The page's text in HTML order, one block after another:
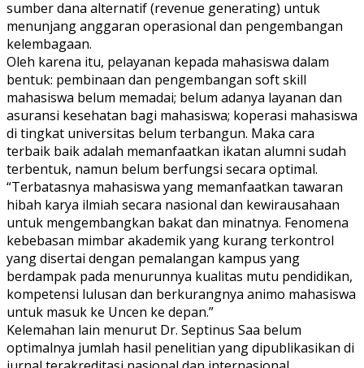
sumber dana alternatif (revenue generating) untuk
menunjang anggaran operasional dan pengembangan
kelembagaan.
Oleh karena itu, pelayanan kepada mahasiswa dalam
bentuk: pembinaan dan pengembangan soft skill
mahasiswa belum memadai; belum adanya layanan dan
asuransi kesehatan bagi mahasiswa; koperasi mahasiswa
di tingkat universitas belum terbangun. Maka cara
terbaik baik adalah memanfaatkan ikatan alumni sudah
terbentuk, namun belum berfungsi secara optimal.
“Terbatasnya mahasiswa yang memanfaatkan tawaran
hibah karya ilmiah secara nasional dan kewirausahaan
untuk mengembangkan bakat dan minatnya. Fenomena
kebebasan mimbar akademik yang kurang terkontrol
yang disertai dengan pemalangan kampus yang
berdampak pada menurunnya kualitas mutu pendidikan,
kompetensi lulusan dan berkurangnya animo mahasiswa
untuk masuk ke Uncen ke depan.”
Kelemahan lain menurut Dr. Septinus Saa belum
optimalnya jumlah hasil penelitian yang dipublikasikan di